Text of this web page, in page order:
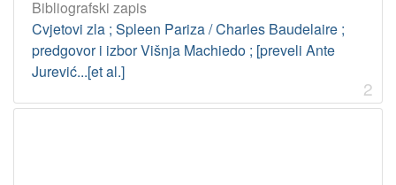
Bibliografski zapis
Cvjetovi zla ; Spleen Pariza / Charles Baudelaire ;
predgovor i izbor Višnja Machiedo ; [preveli Ante
Jurević...[et al.]
2